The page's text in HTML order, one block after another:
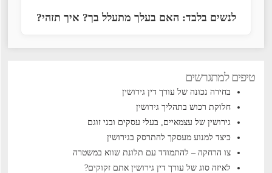
לנשים בלבד: האם בעלך מתעלל בך? איך תזהי?
טיפים למתגרשים
בחירה נכונה של עורך דין גירושין
חלוקת רכוש בתהליך גירושין
גירושין של עצמאיים, בעלי עסקים ובני זוגם
כיצד למנוע מעסקך להתרסק בגירושין
צו הרחקה – להתמודד עם תלונת שווא במשטרה
לאיזה סוג של עורך דין גירושין אתם זקוקים?